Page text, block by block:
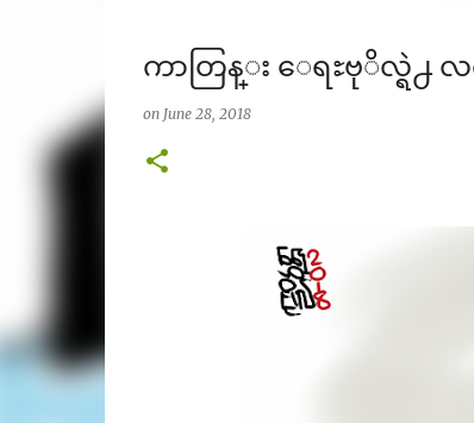
ကာတြန္း ေရႊဗုိလ္ရဲ႕ လက္
on June 28, 2018